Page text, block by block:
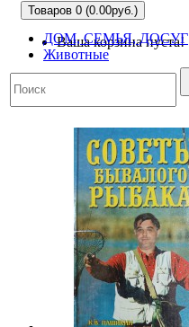
Товаров 0 (0.00руб.)
Ваша корзина пуста!
ДОМ, СЕМЬЯ, ДОСУГ
Животные